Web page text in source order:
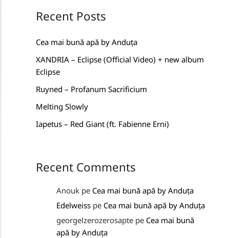
Recent Posts
Cea mai bună apă by Anduța
XANDRIA – Eclipse (Official Video) + new album
Eclipse
Ruyned – Profanum Sacrificium
Melting Slowly
Iapetus – Red Giant (ft. Fabienne Erni)
Recent Comments
Anoukpe Cea mai bună apă by Anduța
Edelweisspe Cea mai bună apă by Anduța
georgelzerozerosaptepe Cea mai bună
apă by Anduța